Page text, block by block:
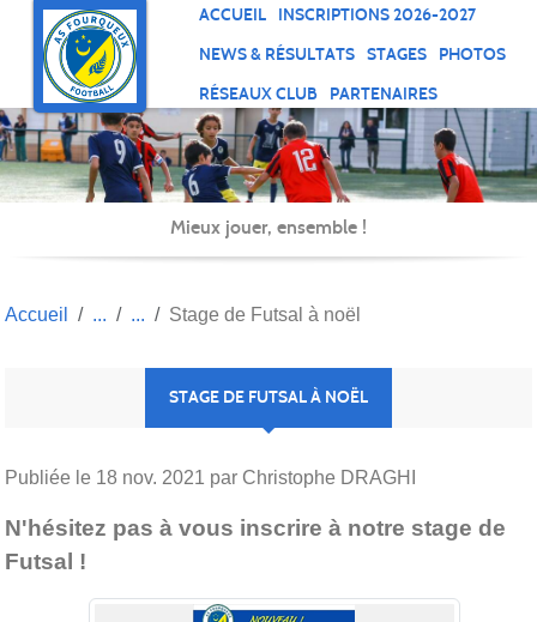
ACCUEIL
INSCRIPTIONS 2026-2027
NEWS & RÉSULTATS
STAGES
PHOTOS
RÉSEAUX CLUB
PARTENAIRES
Mieux jouer, ensemble !
Accueil Stage de Futsal à noël
STAGE DE FUTSAL À NOËL
Publiée le 18 nov. 2021 par Christophe DRAGHI
N'hésitez pas à vous inscrire à notre stage de
Futsal !
Panneau de gestion des cookies